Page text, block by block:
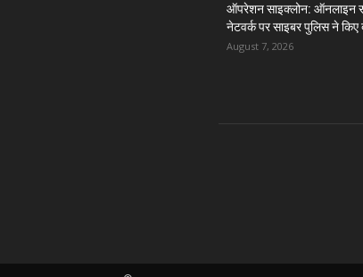
ऑपरेशन साइक्लोन: ऑनलाइन
नेटवर्क पर साइबर पुलिस ने किए
August 7, 2026